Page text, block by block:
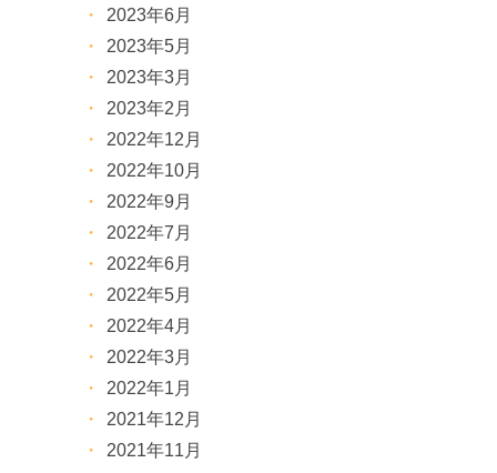
2023年6月
2023年5月
2023年3月
2023年2月
2022年12月
2022年10月
2022年9月
2022年7月
2022年6月
2022年5月
2022年4月
2022年3月
2022年1月
2021年12月
2021年11月